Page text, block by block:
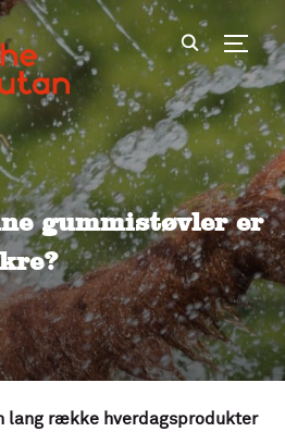
gummistøvler er
lang række hverdagsprodukter